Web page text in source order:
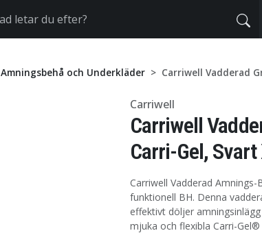
Amningsbehå och Underkläder Carriwell Vadderad
Carriwell
Carriwell
Carri-Gel, Svart
Carriwell Vadderad
funktionell BH. Denna
effektivt döljer
mjuka och flexibla Carri-